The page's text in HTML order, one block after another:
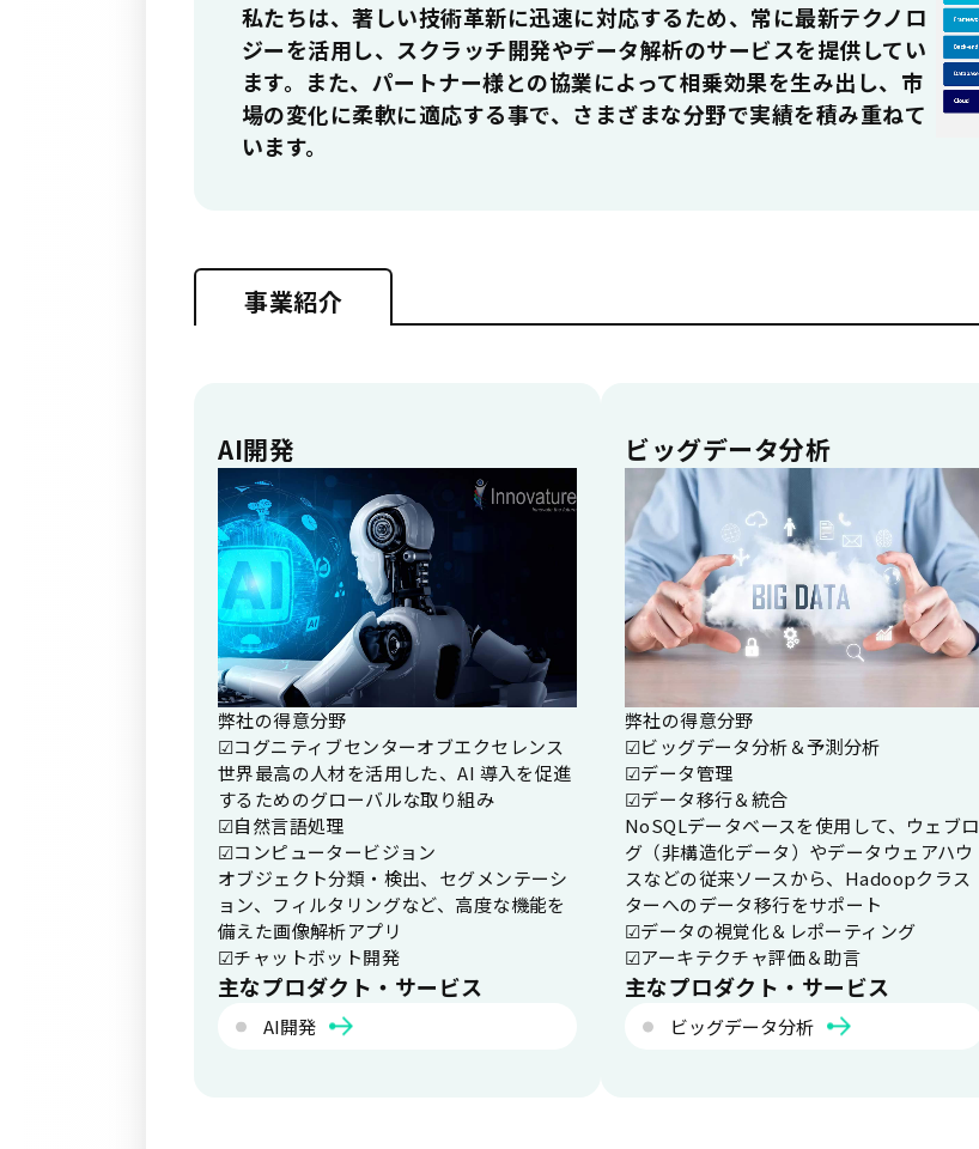
私たちは、著しい技術革新に迅速に対応するため、常に最新テクノロ
ジーを活用し、スクラッチ開発やデータ解析のサービスを提供してい
ます。また、パートナー様との協業によって相乗効果を生み出し、市
場の変化に柔軟に適応する事で、さまざまな分野で実績を積み重ねて
います。
事業紹介
AI開発
弊社の得意分野
☑コグニティブセンターオブエクセレンス
世界最高の人材を活用した、AI 導入を促進
するためのグローバルな取り組み
☑自然言語処理
☑コンピュータービジョン
オブジェクト分類・検出、セグメンテーシ
ョン、フィルタリングなど、高度な機能を
備えた画像解析アプリ
☑チャットボット開発
主なプロダクト・サービス
AI開発
ビッグデータ分析
弊社の得意分野
☑ビッグデータ分析＆予測分析
☑データ管理
☑データ移行＆統合
NoSQLデータベースを使用して、ウェブロ
グ（非構造化データ）やデータウェアハウ
スなどの従来ソースから、Hadoopクラス
ターへのデータ移行をサポート
☑データの視覚化＆レポーティング
☑アーキテクチャ評価＆助言
主なプロダクト・サービス
ビッグデータ分析